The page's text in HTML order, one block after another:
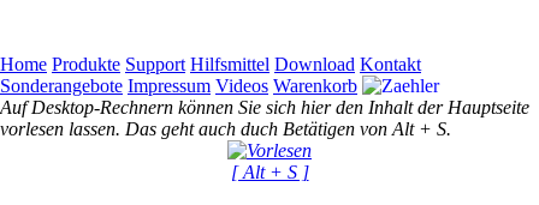
Home Produkte Support Hilfsmittel Download Kontakt
Sonderangebote Impressum Videos Warenkorb
Auf Desktop-Rechnern können Sie sich hier den Inhalt der Hauptseite
vorlesen lassen. Das geht auch duch Betätigen von Alt + S.
[ Alt + S ]